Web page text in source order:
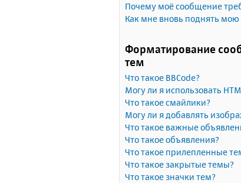
Почему моё сообщение
Как мне вновь поднять мою
Форматирование
тем
Что такое BBCode?
Могу ли я использовать
Что такое смайлики?
Могу ли я добавлять
Что такое важные
Что такое объявления?
Что такое прилепленные
Что такое закрытые темы?
Что такое значки тем?